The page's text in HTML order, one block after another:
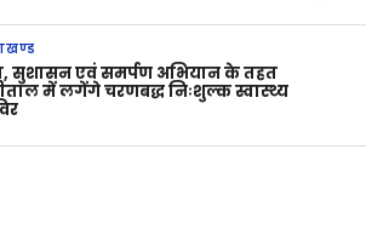
सुशासन एवं समर्पण अभियान के तहत
में लगेंगे चरणबद्ध निःशुल्क स्वास्थ्य